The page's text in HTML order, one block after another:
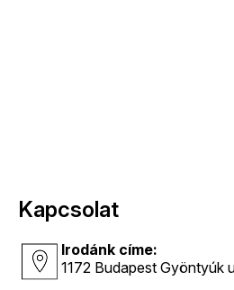
Kapcsolat
Irodánk címe:
1172 Budapest Gyöntyúk